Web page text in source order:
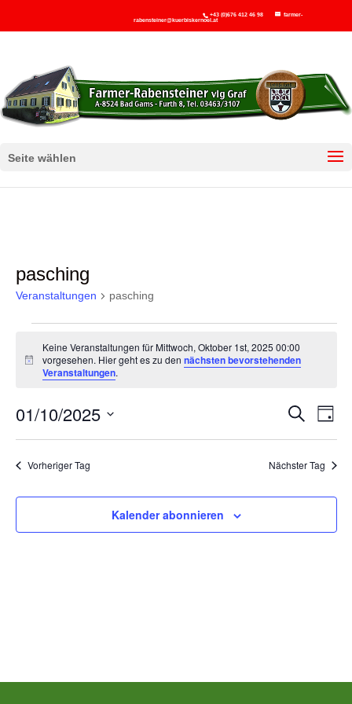
+43 (0)676 412 46 98
farmer-
rabensteiner@kuerbiskernoel.at
Seite wählen
pasching
Veranstaltungen pasching
Veranstaltungen
für
Mittwoch,
Oktober
1st,
2025
Hinweis
Keine Veranstaltungen für Mittwoch, Oktober 1st, 2025 00:00
vorgesehen. Hier geht es zu den nächsten bevorstehenden
Veranstaltungen.
und
Suche
Tag
01/10/2025
Datum
wählen.
Vorheriger Tag Nächster Tag
Kalender abonnieren